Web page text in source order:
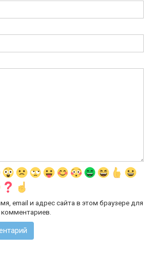
email и адрес сайта в этом браузере для